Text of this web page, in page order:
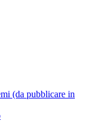
(da pubblicare in